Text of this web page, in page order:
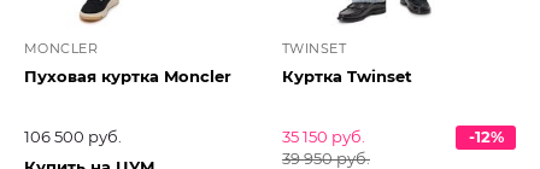
MONCLER
Пуховая куртка Moncler
106 500 руб.
TWINSET
Куртка Twinset
35 150 руб.
39 950 руб.
-12%